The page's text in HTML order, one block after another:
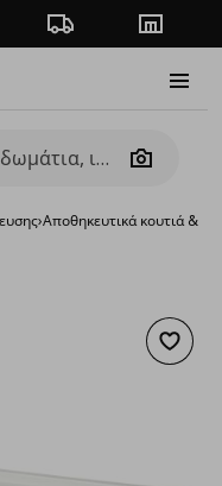
Πορεία παραγγελίας
Camera
›Αποθηκευτικά κουτιά &